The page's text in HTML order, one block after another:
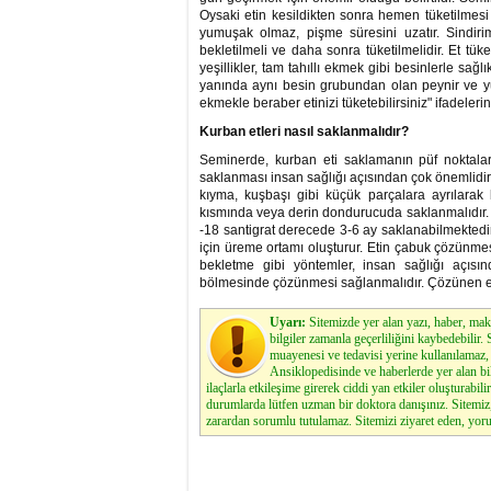
Oysaki etin kesildikten sonra hemen
yumuşak olmaz, pişme süresini uzatır.
bekletilmeli ve daha sonra tüketilmelidir. Et
yeşillikler, tam tahıllı ekmek gibi besinlerle
yanında aynı besin grubundan olan peynir ve
ekmekle beraber etinizi tüketebilirsiniz"
Kurban etleri nasıl saklanmalıdır?
Seminerde, kurban eti saklamanın püf
saklanması insan sağlığı açısından çok
kıyma, kuşbaşı gibi küçük parçalara
kısmında veya derin dondurucuda
-18 santigrat derecede 3-6 ay
için üreme ortamı oluşturur. Etin çabuk
bekletme gibi yöntemler, insan sağlığı
bölmesinde çözünmesi sağlanmalıdır.
Uyarı: Sitemizde yer alan yazı, haber,
bilgiler zamanla geçerliliğini kaybedebilir.
muayenesi ve tedavisi yerine
Ansiklopedisinde ve haberlerde yer alan
ilaçlarla etkileşime girerek ciddi yan etkiler
durumlarda lütfen uzman bir doktora danışınız.
zarardan sorumlu tutulamaz. Sitemizi ziyaret eden,